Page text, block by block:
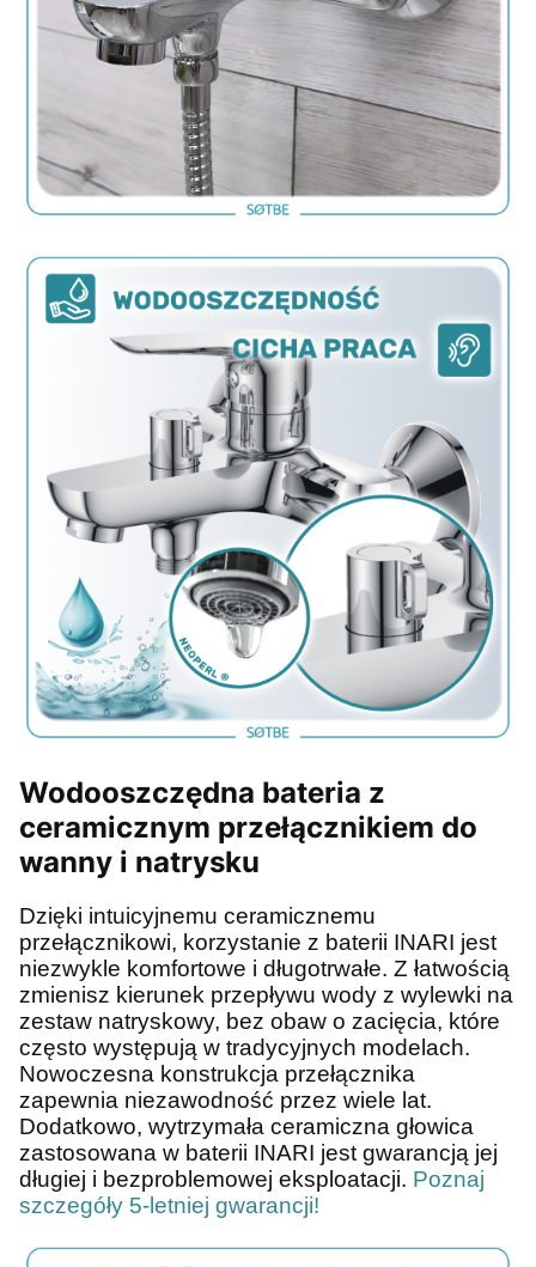
Wodooszczędna bateria z
ceramicznym przełącznikiem do
wanny i natrysku
Dzięki intuicyjnemu ceramicznemu
przełącznikowi, korzystanie z baterii INARI jest
niezwykle komfortowe i długotrwałe. Z łatwością
zmienisz kierunek przepływu wody z wylewki na
zestaw natryskowy, bez obaw o zacięcia, które
często występują w tradycyjnych modelach.
Nowoczesna konstrukcja przełącznika
zapewnia niezawodność przez wiele lat.
Dodatkowo, wytrzymała ceramiczna głowica
zastosowana w baterii INARI jest gwarancją jej
długiej i bezproblemowej eksploatacji. Poznaj
szczegóły 5-letniej gwarancji!